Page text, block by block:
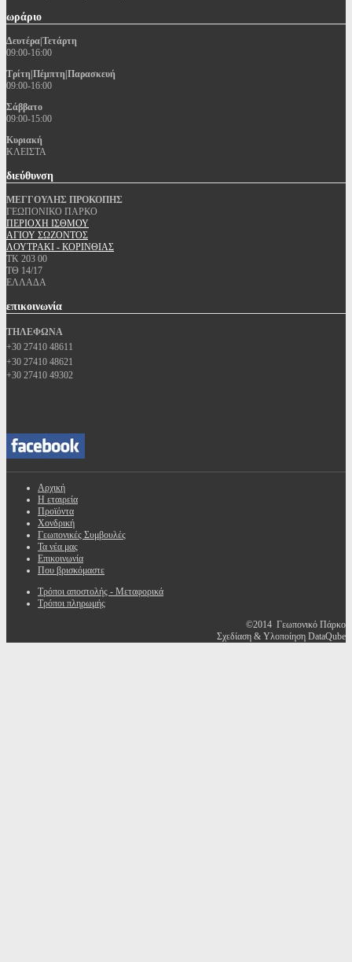
ωράριο
Δευτέρα|Τετάρτη
09:00-16:00
Τρίτη|Πέμπτη|Παρασκευή
09:00-16:00
Σάββατο
09:00-15:00
Κυριακή
ΚΛΕΙΣΤΑ
διεύθυνση
ΜΕΓΓΟΥΛΗΣ ΠΡΟΚΟΠΗΣ
ΓΕΩΠΟΝΙΚΟ ΠΑΡΚΟ
ΠΕΡΙΟΧΗ ΙΣΘΜΟΥ
ΑΓΙΟΥ ΣΩΖΟΝΤΟΣ
ΛΟΥΤΡΑΚΙ - ΚΟΡΙΝΘΙΑΣ
ΤΚ 203 00
ΤΘ 14/17
ΕΛΛΑΔΑ
επικοινωνία
ΤΗΛΕΦΩΝΑ
+30 27410 48611
+30 27410 48621
+30 27410 49302
Αρχική
Η εταιρεία
Προϊόντα
Χονδρική
Γεωπονικές Συμβουλές
Τα νέα μας
Επικοινωνία
Που βρισκόμαστε
Τρόποι αποστολής - Μεταφορικά
Τρόποι πληρωμής
©2014 Γεωπονικό Πάρκο
Σχεδίαση & Υλοποίηση DataQube